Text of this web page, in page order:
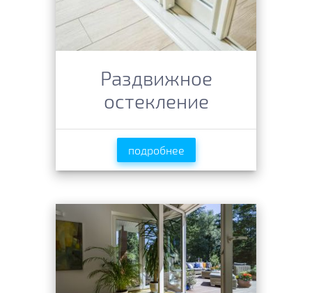
Раздвижное
остекление
подробнее